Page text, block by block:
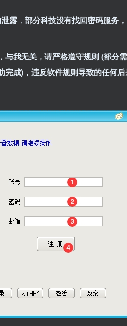
露，部分科技没有找回密码服务
我无关，请严格遵守规则 (部分
完成)，违反软件规则导致的任何